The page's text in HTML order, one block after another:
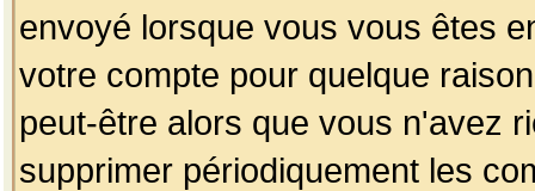
envoyé lorsque vous vous êtes
votre compte pour quelque
peut-être alors que vous n'avez
supprimer périodiquement les